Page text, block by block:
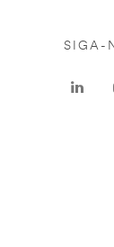
SIGA-